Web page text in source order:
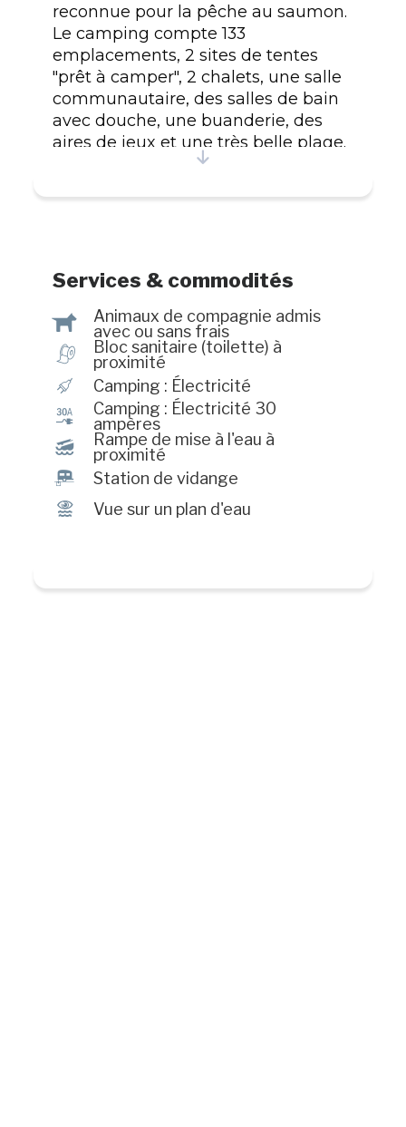
reconnue pour la pêche au saumon.
Le camping compte 133
emplacements, 2 sites de tentes
"prêt à camper", 2 chalets, une salle
communautaire, des salles de bain
avec douche, une buanderie, des
aires de jeux et une très belle plage.
Appelez-nous pour avoir plus de
Services & commodités
Â
Animaux de compagnie admis
avec ou sans frais
h
Bloc sanitaire (toilette) à
proximité
é Camping : Électricité
v
Camping : Électricité 30
ampères
M
Rampe de mise à l'eau à
proximité
™ Station de vidange
Ï Vue sur un plan d'eau